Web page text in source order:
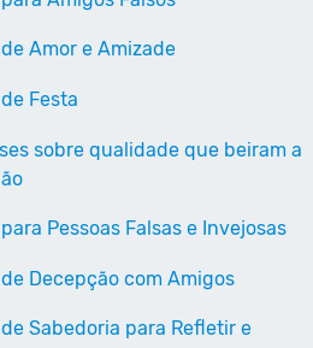
Amor e Amizade
Festa
sobre qualidade que beiram a
Pessoas Falsas e Invejosas
Decepção com Amigos
de Sabedoria para Refletir e